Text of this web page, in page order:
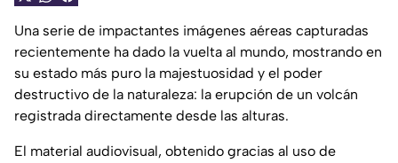
Una serie de impactantes imágenes aéreas capturadas
recientemente ha dado la vuelta al mundo, mostrando en
su estado más puro la majestuosidad y el poder
destructivo de la naturaleza: la erupción de un volcán
registrada directamente desde las alturas.
El material audiovisual, obtenido gracias al uso de